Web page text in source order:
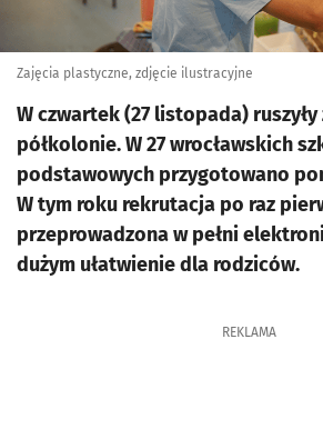
Zajęcia plastyczne, zdjęcie ilustracyjne
W czwartek (27 listopada)
półkolonie. W 27 wrocławskich
podstawowych przygotowano
W tym roku rekrutacja po raz
przeprowadzona w pełni
dużym ułatwienie dla rodziców.
REKLAMA